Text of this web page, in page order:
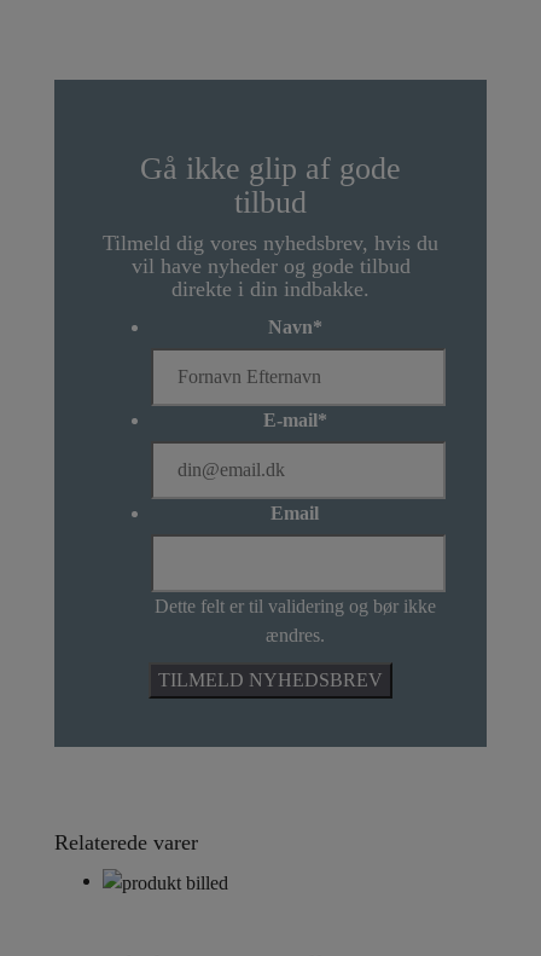
Gå ikke glip af gode
tilbud
Tilmeld dig vores nyhedsbrev, hvis du
vil have nyheder og gode tilbud
direkte i din indbakke.
Navn*
E-mail*
Email
Dette felt er til validering og bør ikke
ændres.
Relaterede varer